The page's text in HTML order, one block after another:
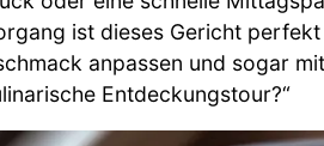
ist dieses Gericht
anpassen und sogar
Entdeckungstour?“